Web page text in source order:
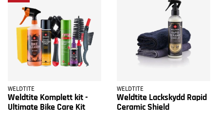
WELDTITE
Weldtite Komplett kit -
Ultimate Bike Care Kit
WELDTITE
Weldtite Lackskydd Rapid
Ceramic Shield